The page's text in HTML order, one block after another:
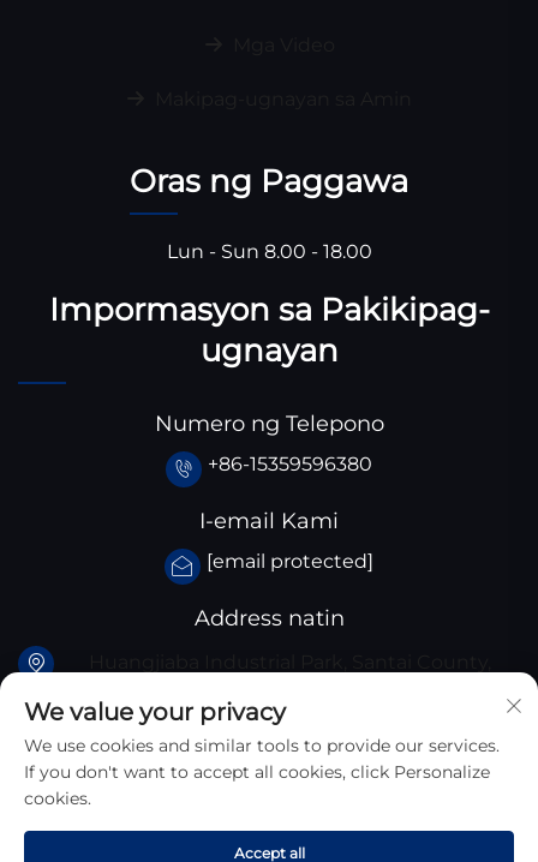
Oras ng Paggawa
Lun - Sun 8.00 - 18.00
Impormasyon sa Pakikipag-
ugnayan
Numero ng Telepono
+86-15359596380
I-email Kami
[email protected]
Address natin
Sichuan Province, China
Karapatan Ng Autor © 2025 Sichuan Zhongyan New
We value your privacy
We use cookies and similar tools to provide our services.
If you don't want to accept all cookies, click Personalize
cookies.
Accept all